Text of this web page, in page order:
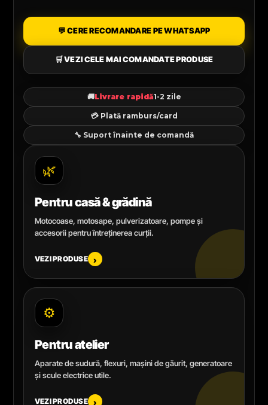
💬 CERE RECOMANDARE PE WHATSAPP
🛒 VEZI CELE MAI COMANDATE PRODUSE
🚚Livrare rapidă1-2 zile
💳 Plată ramburs/card
🔧 Suport înainte de comandă
🌿
Pentru casă & grădină
Motocoase, motosape, pulverizatoare, pompe și
accesorii pentru întreținerea curții.
VEZI PRODUSE ›
⚙️
Pentru atelier
Aparate de sudură, flexuri, mașini de găurit, generatoare
și scule electrice utile.
VEZI PRODUSE ›